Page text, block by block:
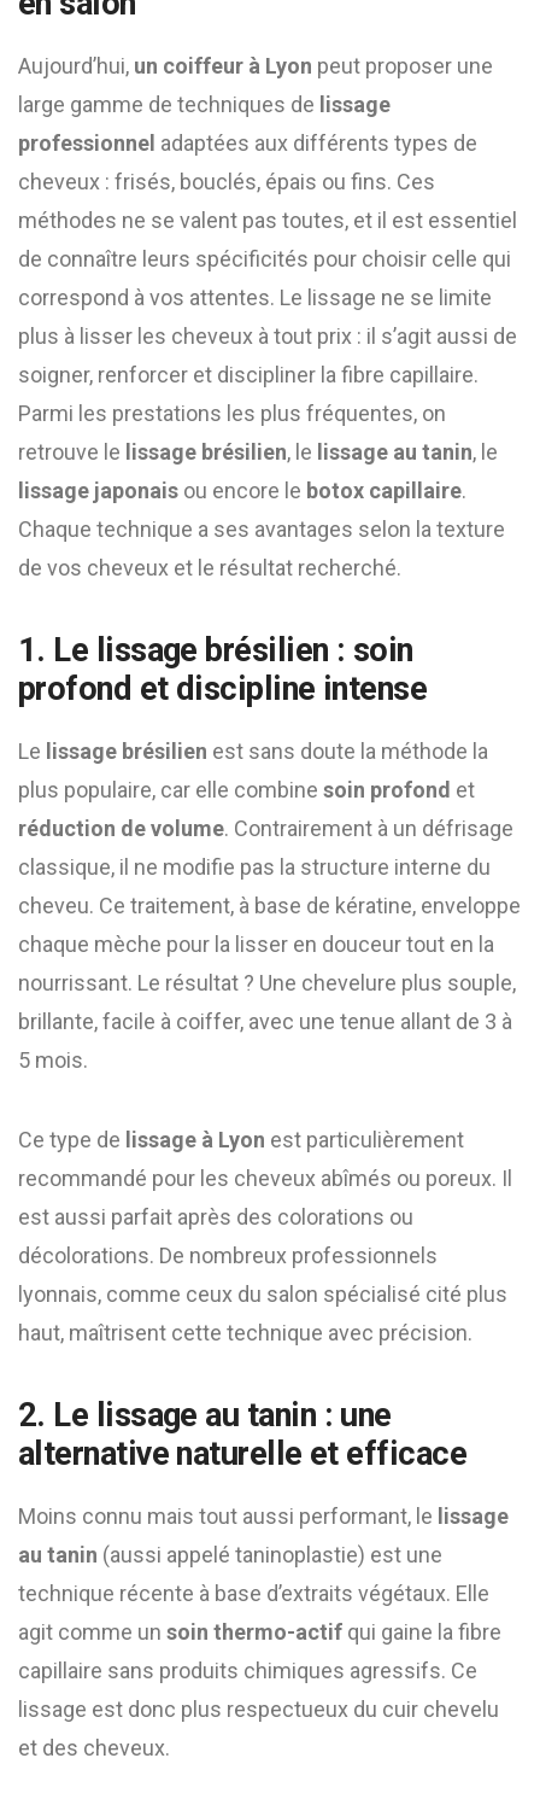
Aujourd’hui, un coiffeur à Lyon peut proposer une
large gamme de techniques de lissage
professionnel adaptées aux différents types de
cheveux : frisés, bouclés, épais ou fins. Ces
méthodes ne se valent pas toutes, et il est essentiel
de connaître leurs spécificités pour choisir celle qui
correspond à vos attentes. Le lissage ne se limite
plus à lisser les cheveux à tout prix : il s’agit aussi de
soigner, renforcer et discipliner la fibre capillaire.
Parmi les prestations les plus fréquentes, on
retrouve le lissage brésilien, le lissage au tanin, le
lissage japonais ou encore le botox capillaire.
Chaque technique a ses avantages selon la texture
de vos cheveux et le résultat recherché.
1. Le lissage brésilien : soin
profond et discipline intense
Le lissage brésilien est sans doute la méthode la
plus populaire, car elle combine soin profond et
réduction de volume. Contrairement à un défrisage
classique, il ne modifie pas la structure interne du
cheveu. Ce traitement, à base de kératine, enveloppe
chaque mèche pour la lisser en douceur tout en la
nourrissant. Le résultat ? Une chevelure plus souple,
brillante, facile à coiffer, avec une tenue allant de 3 à
5 mois.
Ce type de lissage à Lyon est particulièrement
recommandé pour les cheveux abîmés ou poreux. Il
est aussi parfait après des colorations ou
décolorations. De nombreux professionnels
lyonnais, comme ceux du salon spécialisé cité plus
haut, maîtrisent cette technique avec précision.
2. Le lissage au tanin : une
alternative naturelle et efficace
Moins connu mais tout aussi performant, le lissage
au tanin (aussi appelé taninoplastie) est une
technique récente à base d’extraits végétaux. Elle
agit comme un soin thermo-actif qui gaine la fibre
capillaire sans produits chimiques agressifs. Ce
lissage est donc plus respectueux du cuir chevelu
et des cheveux.